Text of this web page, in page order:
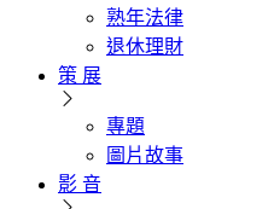
熟年法律
退休理財
策 展
專題
圖片故事
影 音